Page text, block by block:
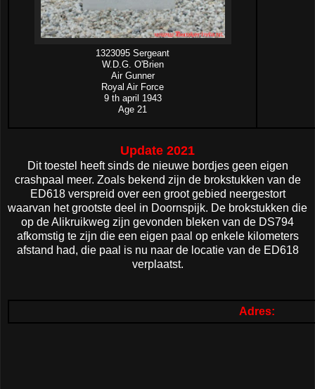
1323095 Sergeant
W.D.G. O'Brien
Air Gunner
Royal Air Force
9 th april 1943
Age 21
Update 2021
Dit toestel heeft sinds de nieuwe bordjes geen eigen
crashpaal meer. Zoals bekend zijn de brokstukken van de
ED618 verspreid over een groot gebied neergestort
waarvan het grootste deel in Doornspijk. De brokstukken die
op de Alikruikweg zijn gevonden bleken van de DS794
afkomstig te zijn die een eigen paal op enkele kilometers
afstand had, die paal is nu naar de locatie van de ED618
verplaatst.
Adres: